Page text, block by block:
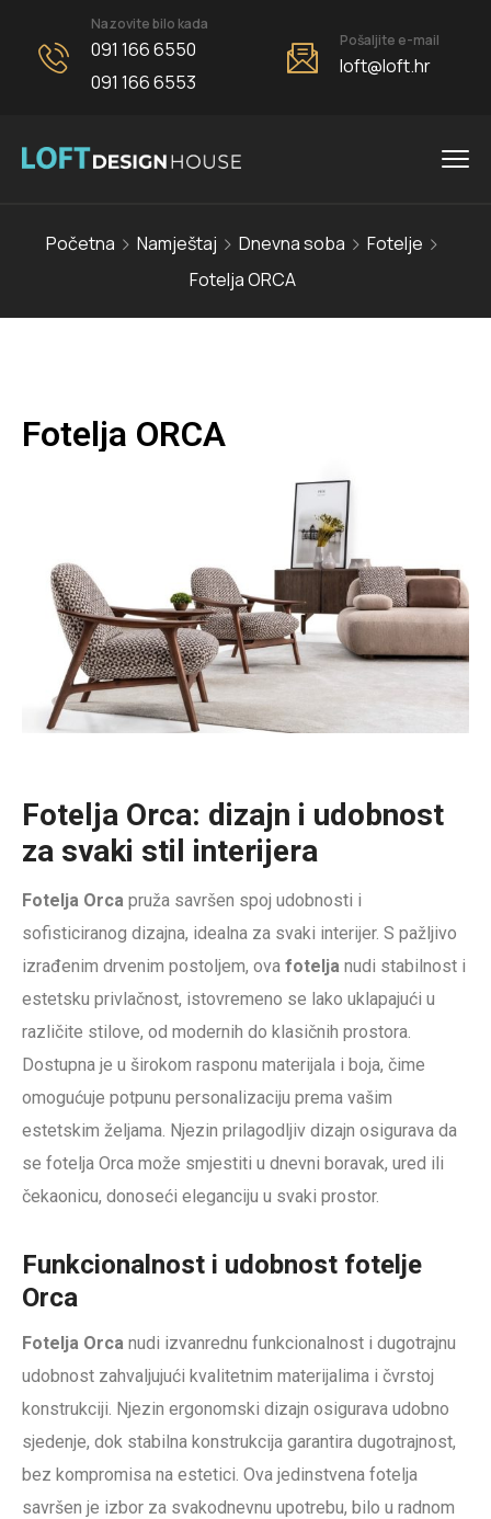
Nazovite bilo kada
091 166 6550
091 166 6553
Pošaljite e-mail
loft@loft.hr
Početna Namještaj Dnevna soba
Fotelje
Fotelja ORCA
Fotelja ORCA
Fotelja Orca: dizajn i udobnost
za svaki stil interijera
Fotelja Orca pruža savršen spoj udobnosti i
sofisticiranog dizajna, idealna za svaki interijer. S pažljivo
izrađenim drvenim postoljem, ova fotelja nudi stabilnost i
estetsku privlačnost, istovremeno se lako uklapajući u
različite stilove, od modernih do klasičnih prostora.
Dostupna je u širokom rasponu materijala i boja, čime
omogućuje potpunu personalizaciju prema vašim
estetskim željama. Njezin prilagodljiv dizajn osigurava da
se fotelja Orca može smjestiti u dnevni boravak, ured ili
čekaonicu, donoseći eleganciju u svaki prostor.
Funkcionalnost i udobnost fotelje
Orca
Fotelja Orca nudi izvanrednu funkcionalnost i dugotrajnu
udobnost zahvaljujući kvalitetnim materijalima i čvrstoj
konstrukciji. Njezin ergonomski dizajn osigurava udobno
sjedenje, dok stabilna konstrukcija garantira dugotrajnost,
bez kompromisa na estetici. Ova jedinstvena fotelja
savršen je izbor za svakodnevnu upotrebu, bilo u radnom